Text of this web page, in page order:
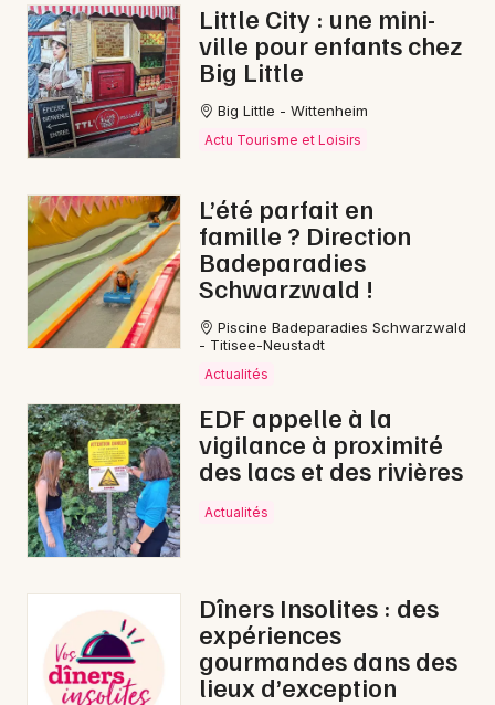
67 - Bas-Rhin
Choisir mes départements
Mon email
Je m'abonne
Little City : une mini-
ville pour enfants chez
Big Little
Big Little - Wittenheim
Actu Tourisme et Loisirs
L’été parfait en
famille ? Direction
Badeparadies
Schwarzwald !
Piscine Badeparadies Schwarzwald
- Titisee-Neustadt
Actualités
EDF appelle à la
vigilance à proximité
des lacs et des rivières
Actualités
Dîners Insolites : des
expériences
gourmandes dans des
lieux d’exception